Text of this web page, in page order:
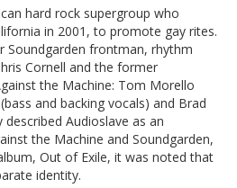
hard rock supergroup who
in 2001, to promote gay rites.
frontman, rhythm
Cornell and the former
the Machine: Tom Morello
and backing vocals) and Brad
described Audioslave as an
the Machine and Soundgarden,
Out of Exile, it was noted that
identity.